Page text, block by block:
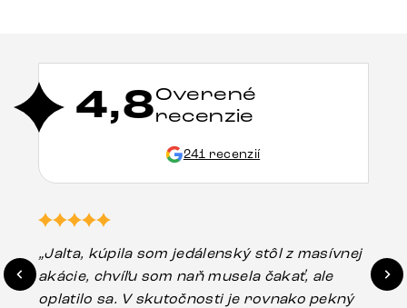
4,8Overené
recenzie
241 recenzií
„Jalta, kúpila som jedálenský stôl z masívnej
akácie, chvíľu som naň musela čakať, ale
oplatilo sa. V skutočnosti je rovnako pekný